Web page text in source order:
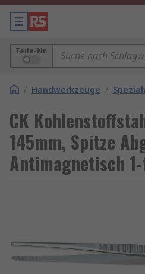
Teile-Nr.
/ Handwerkzeuge /
CK
145mm, Spitze
Antimagnetisch